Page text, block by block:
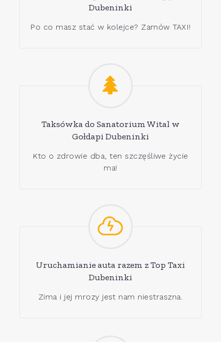
Dubeninki
Po co masz stać w kolejce? Zamów TAXI!
Taksówka do Sanatorium Wital w
Gołdapi Dubeninki
Kto o zdrowie dba, ten szczęśliwe życie
ma!
Uruchamianie auta razem z Top Taxi
Dubeninki
Zima i jej mrozy jest nam niestraszna.